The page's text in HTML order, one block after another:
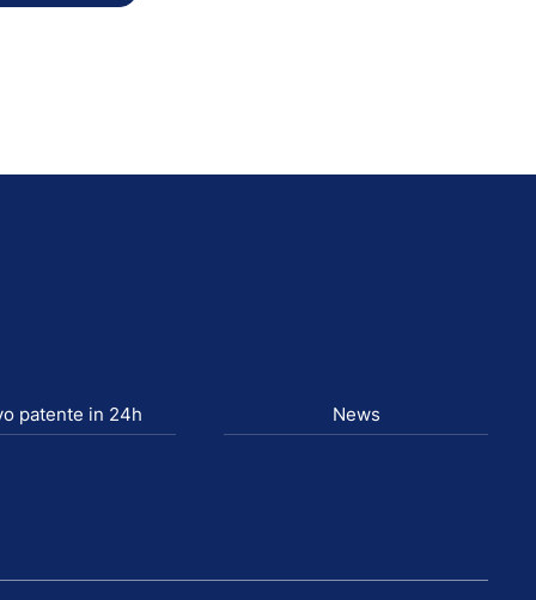
patente in 24h News